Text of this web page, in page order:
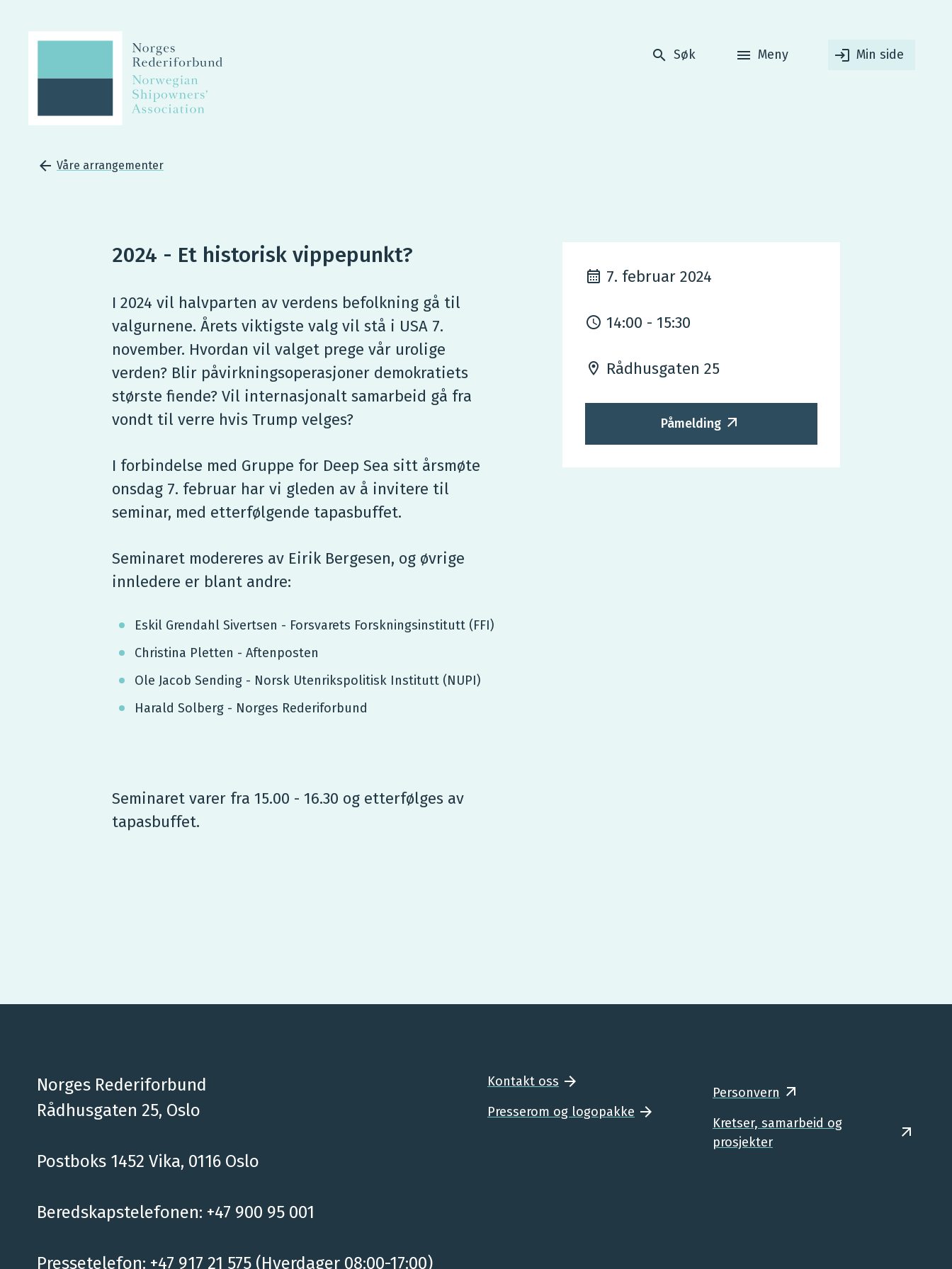
Søk Meny Min side
Våre arrangementer
2024 - Et historisk vippepunkt?
I 2024 vil halvparten av verdens befolkning gå til
valgurnene. Årets viktigste valg vil stå i USA 7.
november. Hvordan vil valget prege vår urolige
verden? Blir påvirkningsoperasjoner demokratiets
største fiende? Vil internasjonalt samarbeid gå fra
vondt til verre hvis Trump velges?
I forbindelse med Gruppe for Deep Sea sitt årsmøte
onsdag 7. februar har vi gleden av å invitere til
seminar, med etterfølgende tapasbuffet.
Seminaret modereres av Eirik Bergesen, og øvrige
innledere er blant andre:
Eskil Grendahl Sivertsen - Forsvarets Forskningsinstitutt (FFI)
Christina Pletten - Aftenposten
Ole Jacob Sending - Norsk Utenrikspolitisk Institutt (NUPI)
Harald Solberg - Norges Rederiforbund
Seminaret varer fra 15.00 - 16.30 og etterfølges av
tapasbuffet.
7. februar 2024
14:00 - 15:30
Rådhusgaten 25
Påmelding
Norges Rederiforbund
Rådhusgaten 25, Oslo
Postboks 1452 Vika, 0116 Oslo
Beredskapstelefonen: +47 900 95 001
Pressetelefon: +47 917 21 575 (Hverdager 08:00-17:00)
Kontakt oss
Presserom og logopakke
Personvern
Kretser, samarbeid og
prosjekter